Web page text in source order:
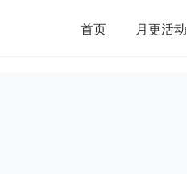
首页 月更活动